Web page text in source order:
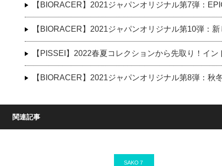
【BIORACER】2021ジャパンオリジナル第7弾：
【BIORACER】2021ジャパンオリジナル第10弾：
【PISSEI】2022春夏コレクションから先取り！イ
【BIORACER】2021ジャパンオリジナル第8弾：
関連記事
SAKO７